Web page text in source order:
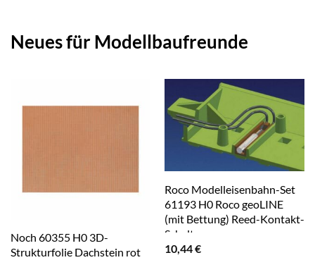
Neues für Modellbaufreunde
Noch 60355 H0 3D-
Strukturfolie Dachstein rot
Roco Modelleisenbahn-Set
61193 H0 Roco geoLINE
(mit Bettung) Reed-Kontakt-
Schalter
10,44€